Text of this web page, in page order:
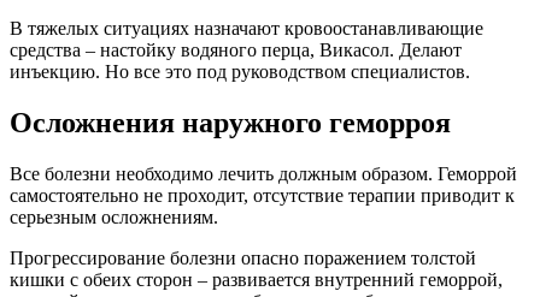
В тяжелых ситуациях назначают кровоостанавливающие
средства – настойку водяного перца, Викасол. Делают
инъекцию. Но все это под руководством специалистов.
Осложнения наружного геморроя
Все болезни необходимо лечить должным образом. Геморрой
самостоятельно не проходит, отсутствие терапии приводит к
серьезным осложнениям.
Прогрессирование болезни опасно поражением толстой
кишки с обеих сторон – развивается внутренний геморрой,